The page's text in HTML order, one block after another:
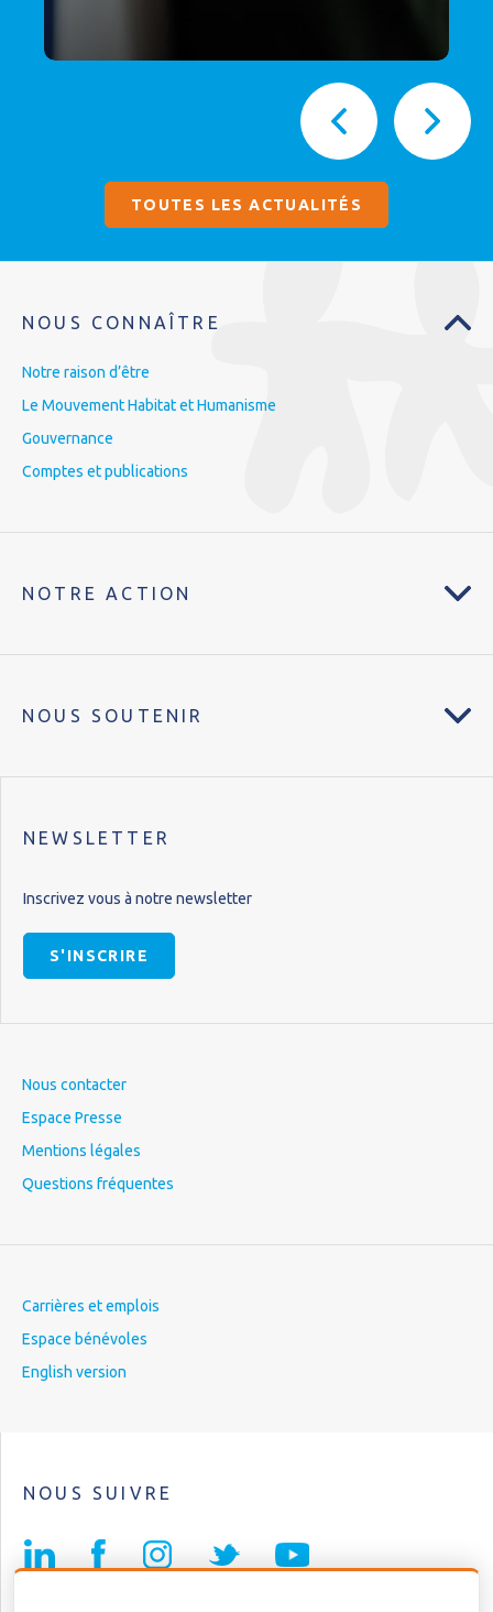
TOUTES LES ACTUALITÉS
NOUS CONNAÎTRE
Notre raison d’être
Le Mouvement Habitat et Humanisme
Gouvernance
Comptes et publications
NOTRE ACTION
NOUS SOUTENIR
NEWSLETTER
Inscrivez vous à notre newsletter
S'INSCRIRE
Nous contacter
Espace Presse
Mentions légales
Questions fréquentes
Carrières et emplois
Espace bénévoles
English version
NOUS SUIVRE